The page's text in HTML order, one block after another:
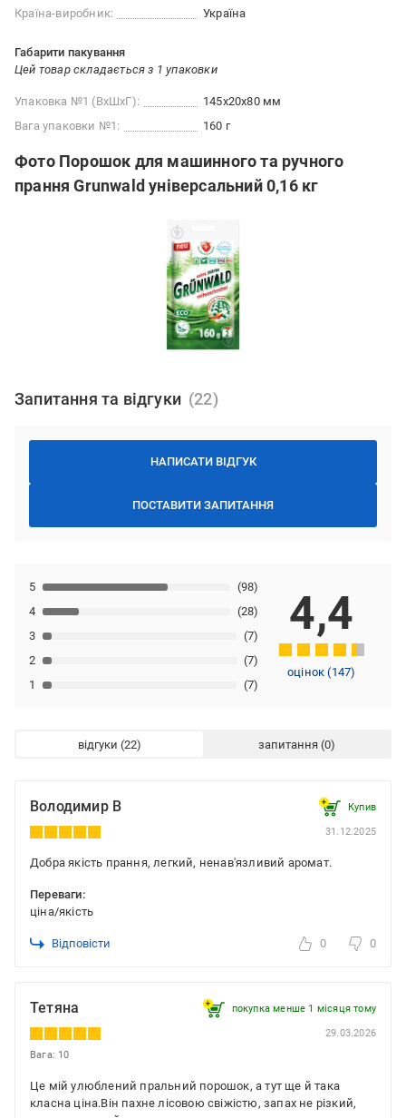
Країна-виробник: Україна
Габарити пакування
Цей товар складається з 1 упаковки
Упаковка №1 (ВхШхГ):
145x20x80 мм
Вага упаковки №1:
160 г
Фото Порошок для машинного та ручного
прання Grunwald універсальний 0,16 кг
Запитання та відгуки
НАПИСАТИ ВІДГУК
ПОСТАВИТИ ЗАПИТАННЯ
1 (7)
2 (7)
3 (7)
4 (28)
5 (98)
4,4
оцінок(147)
відгуки запитання
Володимир В Купив
31.12.2025
Добра якість прання, легкий, ненав'язливий аромат.
Переваги:
ціна/якість
Відповісти 0 0
Тетяна покупка менше 1 місяця томy
29.03.2026
Вага: 10
Це мій улюблений пральний порошок, а тут ще й така
класна ціна.Він пахне лісовою свіжістю, запах не різкий,